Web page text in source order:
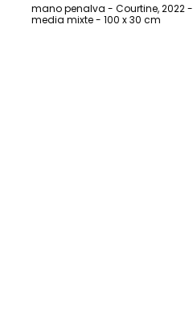
mano penalva - Courtine, 2022 -
media mixte - 100 x 30 cm